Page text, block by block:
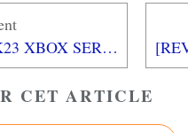
[TEST] NBA 2K23 XBOX SERIES X : encore plus fort dans le réalisme!
CET ARTICLE